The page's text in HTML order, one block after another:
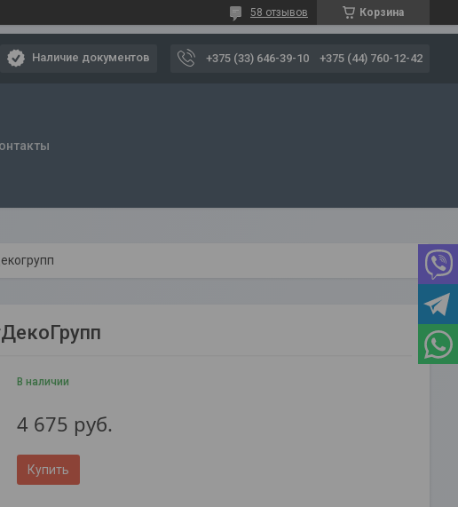
Корзина
58 отзывов
Наличие документов +375 (33) 646-39-10 +375 (44) 760-12-42
В наличии
4 675 руб.
Купить